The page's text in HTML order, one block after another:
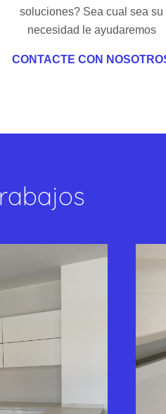
soluciones? Sea cual sea su
necesidad le ayudaremos
CONTACTE CON